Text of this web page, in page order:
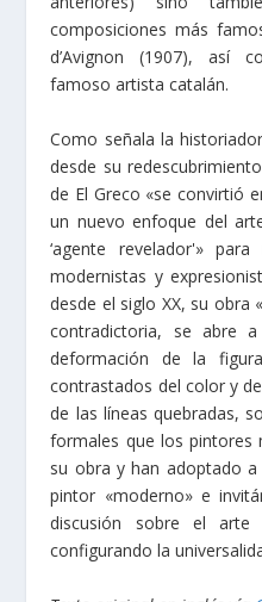
composiciones más
d’Avignon (1907), así
famoso artista catalán.
Como señala la
desde su
de El Greco «se convirtió
un nuevo enfoque del
‘agente revelador'»
modernistas y
desde el siglo XX, su obra
contradictoria, se abre
deformación de la
contrastados del color y
de las líneas quebradas,
formales que los pintores
su obra y han adoptado
pintor «moderno» e
discusión sobre el
configurando la